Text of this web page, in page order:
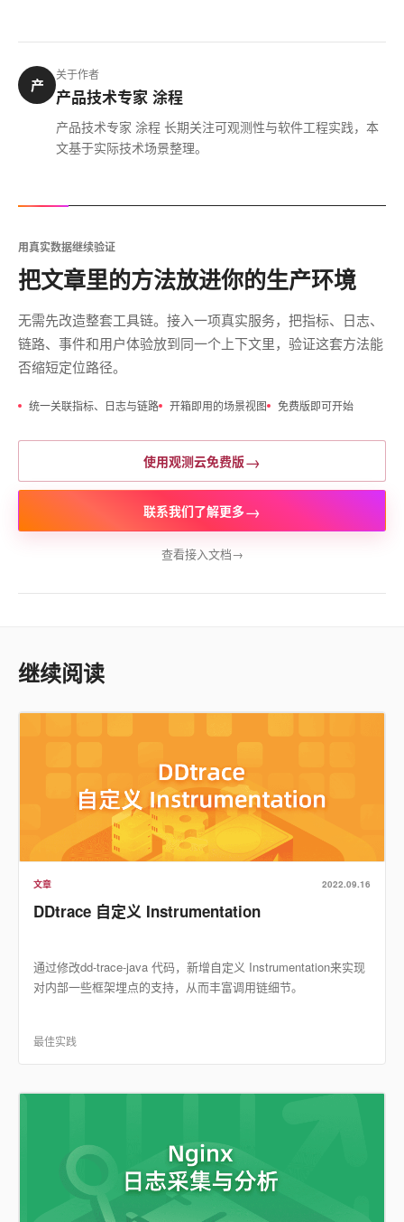
产
关于作者
产品技术专家 涂程
产品技术专家 涂程 长期关注可观测性与软件工程实践，本
文基于实际技术场景整理。
用真实数据继续验证
把文章里的方法放进你的生产环境
无需先改造整套工具链。接入一项真实服务，把指标、日志、
链路、事件和用户体验放到同一个上下文里，验证这套方法能
否缩短定位路径。
统一关联指标、日志与链路 开箱即用的场景视图 免费版即可开始
使用观测云免费版→
联系我们了解更多→
查看接入文档→
继续阅读
文章 2022.09.16
DDtrace 自定义 Instrumentation
通过修改dd-trace-java 代码，新增自定义 Instrumentation来实现
对内部一些框架埋点的支持，从而丰富调用链细节。
最佳实践